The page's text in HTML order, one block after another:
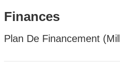
Finances
Plan De Financement